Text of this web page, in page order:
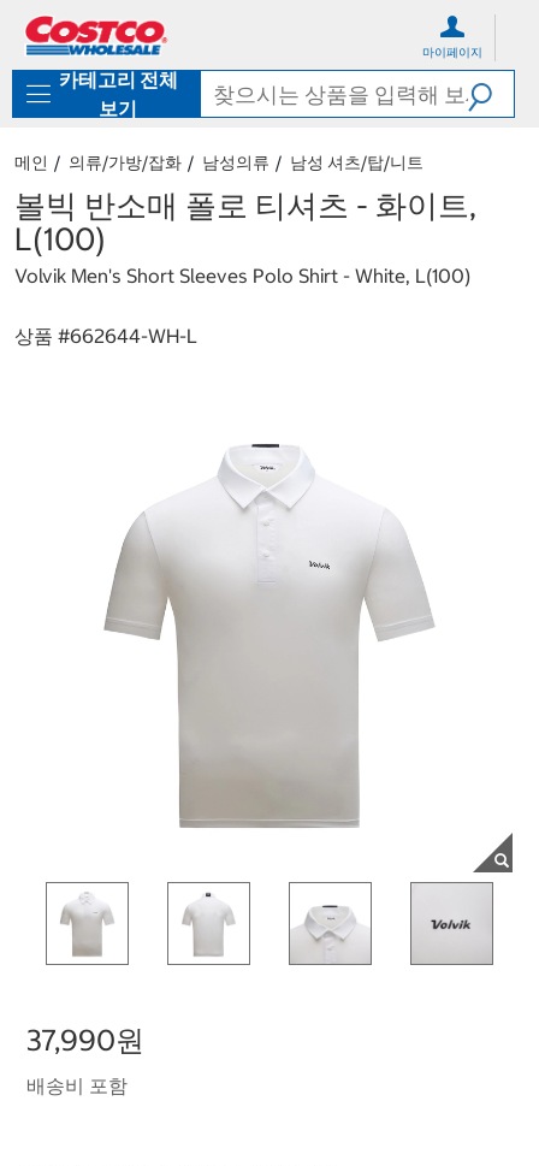
로
기
가
마이페이지
카테고리 전체
보기
메인 의류/가방/잡화 남성의류 남성 셔츠/탑/니트
볼빅 반소매 폴로 티셔츠 - 화이트,
L(100)
Volvik Men's Short Sleeves Polo Shirt - White, L(100)
상품 #662644-WH-L
37,990원
배송비 포함